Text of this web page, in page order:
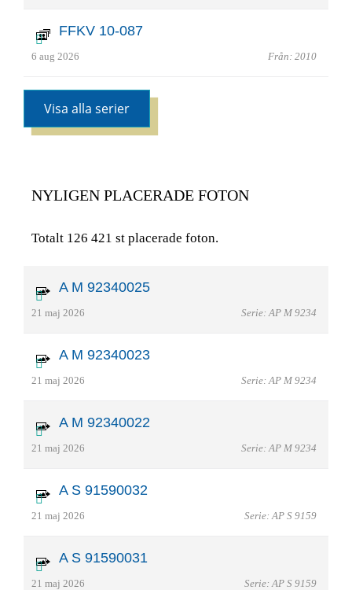
FFKV 10-087
6 aug 2026 Från: 2010
Visa alla serier
NYLIGEN PLACERADE FOTON
Totalt 126 421 st placerade foton.
A M 92340025
21 maj 2026 Serie: AP M 9234
A M 92340023
21 maj 2026 Serie: AP M 9234
A M 92340022
21 maj 2026 Serie: AP M 9234
A S 91590032
21 maj 2026 Serie: AP S 9159
A S 91590031
21 maj 2026 Serie: AP S 9159